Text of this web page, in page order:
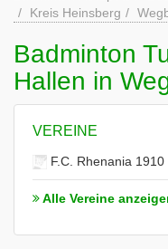
Kreis Heinsberg
Badminton
Hallen in
VEREINE
F.C. Rhenania 1910
Alle Vereine